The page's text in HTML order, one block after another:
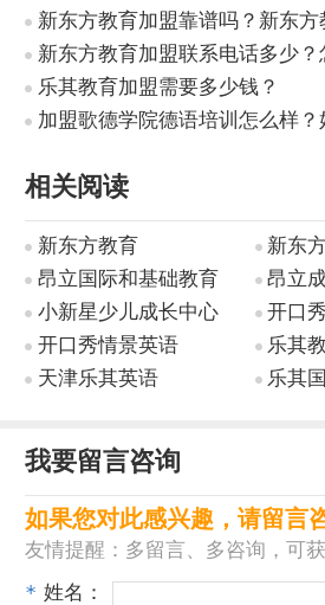
件？
新东方教育加盟靠谱吗？新东方
新东方教育加盟联系电话多少
育？
乐其教育加盟需要多少钱？
加盟歌德学院德语培训怎么样？
相关阅读
新东方教育
新东
昂立国际和基础教育
昂立
小新星少儿成长中心
开口
开口秀情景英语
乐其
天津乐其英语
乐其
我要留言咨询
如果您对此感兴趣，请留言
友情提醒：多留言、多咨询，可
* 姓名：